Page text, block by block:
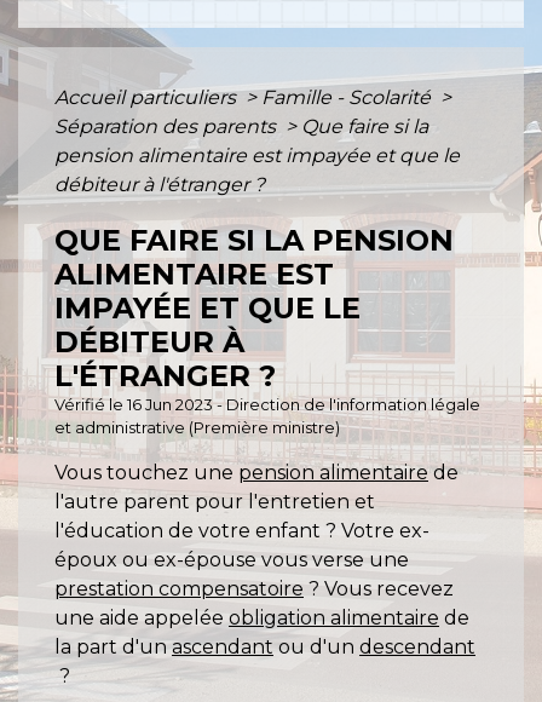
Accueil particuliers> Famille - Scolarité >
Séparation des parents > Que faire si la
pension alimentaire est impayée et que le
débiteur à l'étranger ?
QUE FAIRE SI LA PENSION
ALIMENTAIRE EST
IMPAYÉE ET QUE LE
DÉBITEUR À
L'ÉTRANGER ?
Vérifié le 16 Jun 2023 - Direction de l'information légale
et administrative (Première ministre)
Vous touchez une pension alimentaire de
l'autre parent pour l'entretien et
l'éducation de votre enfant ? Votre ex-
époux ou ex-épouse vous verse une
prestation compensatoire ? Vous recevez
une aide appelée obligation alimentaire de
la part d'unascendant ou d'un descendant
?